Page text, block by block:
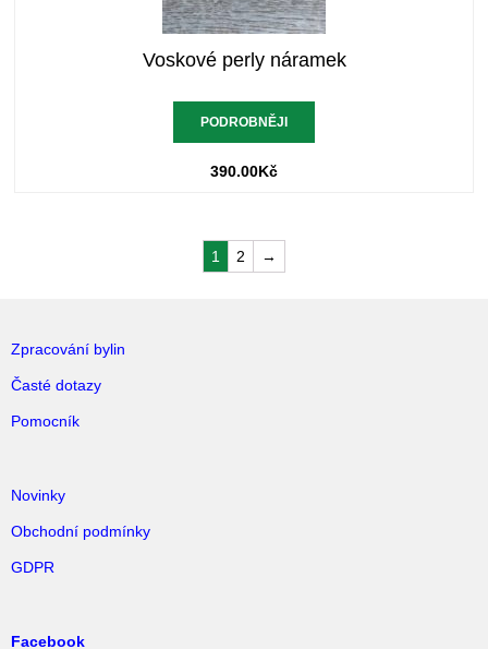
Voskové perly náramek
PODROBNĚJI
390.00Kč
1 2 →
Zpracování bylin
Časté dotazy
Pomocník
Novinky
Obchodní podmínky
GDPR
Facebook